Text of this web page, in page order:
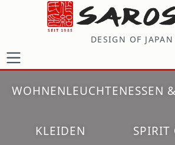
Zum Hauptinhalt springen
DESIGN OF JAPAN
WOHNENLEUCHTENESSEN
KLEIDEN SPIRIT